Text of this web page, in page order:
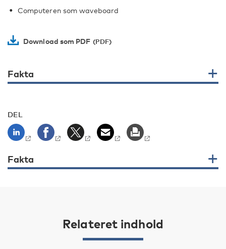
Computeren som waveboard
Download som PDF
Fakta
DEL
Fakta
Relateret indhold